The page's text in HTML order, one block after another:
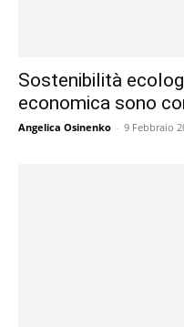
Sostenibilità
economica sono
Angelica Osinenko - 9 Febbraio